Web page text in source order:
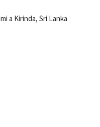
a Kirinda, Sri Lanka